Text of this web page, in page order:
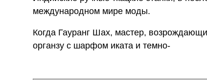
международном мире моды.
Когда Гауранг Шах, мастер,
органзу с шарфом иката и темно-